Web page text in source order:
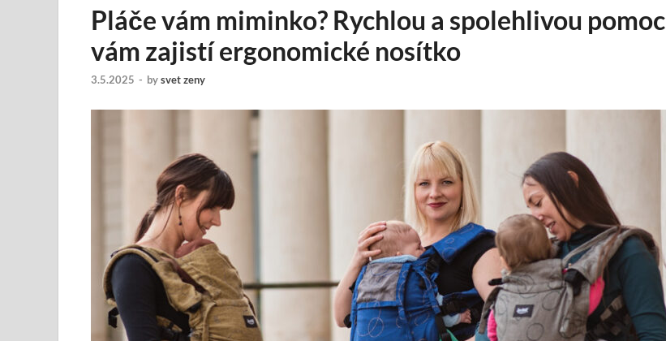
Pláče vám miminko? Rychlou a spolehlivou pomoc
vám zajistí ergonomické nosítko
3.5.2025 - bysvet zeny